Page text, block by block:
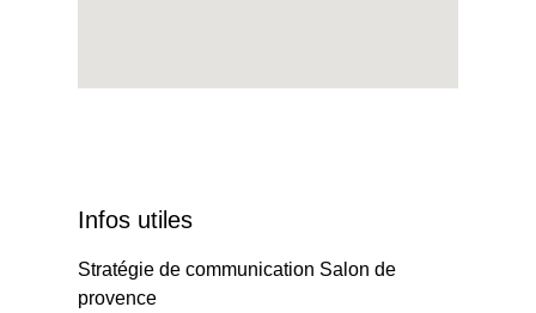
Infos utiles
Stratégie de communication Salon de
provence